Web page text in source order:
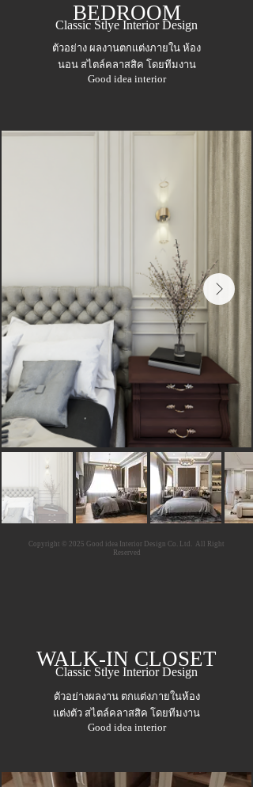
BEDROOM
Classic Stlye Interior Design
ตัวอย่าง ผลงานตกแต่งภายใน ห้อง
นอน สไตล์คลาสสิค โดยทีมงาน
Good idea interior
Copyright © 2025 Good idea Interior Design Co. Ltd. All Right
Reserved
WALK-IN CLOSET
Classic Stlye Interior Design
ตัวอย่างผลงาน ตกแต่งภายในห้อง
แต่งตัว สไตล์คลาสสิค โดยทีมงาน
Good idea interior